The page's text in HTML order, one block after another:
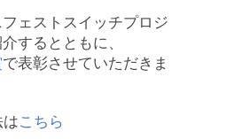
ェストスイッチプロジ
するとともに、
で表彰させていただきま
こちら